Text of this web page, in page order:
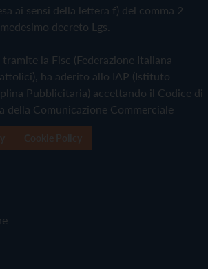
ai sensi della lettera f) del comma 2
decreto Lgs.
la Fisc (Federazione Italiana
ha aderito allo IAP (Istituto
Pubblicitaria) accettando il Codice di
della Comunicazione Commerciale